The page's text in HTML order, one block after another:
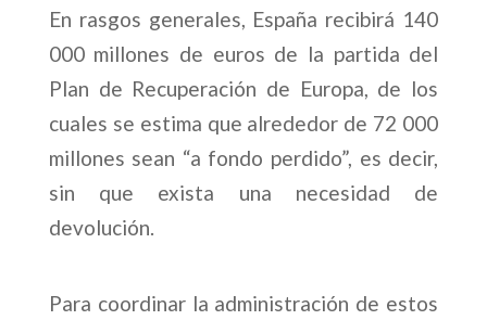
En rasgos generales, España recibirá 140
000 millones de euros de la partida del
Plan de Recuperación de Europa, de los
cuales se estima que alrededor de 72 000
millones sean “a fondo perdido”, es decir,
sin que exista una necesidad de
devolución.
Para coordinar la administración de estos